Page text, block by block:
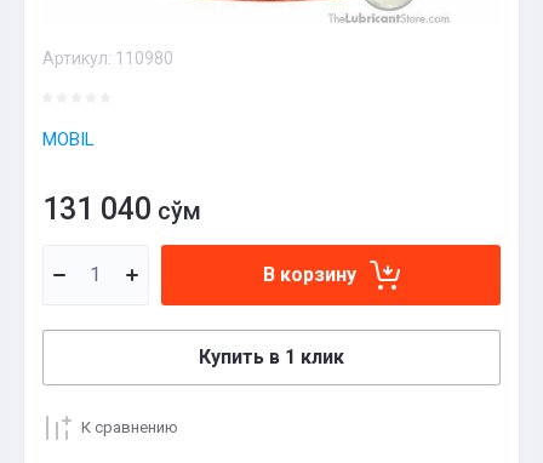
Артикул: 110980
MOBIL
131 040 сўм
В корзину
Купить в 1 клик
К сравнению